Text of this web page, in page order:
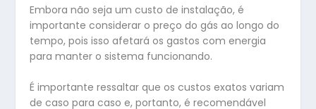
Embora não seja um custo de instalação, é
importante considerar o preço do gás ao longo do
tempo, pois isso afetará os gastos com energia
para manter o sistema funcionando.
É importante ressaltar que os custos exatos variam
de caso para caso e, portanto, é recomendável